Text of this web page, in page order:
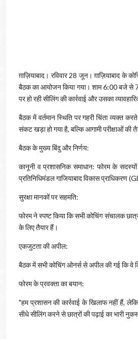
ग़ाज़ियाबाद। रविवार 28 जून। ग़ाज़ियाबाद के
बैठक का आयोजन किया गया। शाम 6:00 बजे से
पर हो रही सीलिंग की कार्रवाई और उसका
​बैठक में वर्तमान स्थिति पर गहरी चिंता व्यक्त
संकट खड़ा हो गया है, बल्कि आगामी परीक्षाओं की
​बैठक के मुख्य बिंदु और निर्णय:
​कानूनी व प्रशासनिक समाधान: फोरम के
प्रतिनिधिमंडल गाजियाबाद विकास प्राधिकरण
​सुरक्षा मानकों पर सहमति:
फोरम ने स्पष्ट किया कि सभी कोचिंग संचालक
के लिए तैयार हैं।
​एकजुटता की अपील:
बैठक में सभी कोचिंग ओनर्स से अपील की गई कि वे
​फोरम के प्रवक्ता का बयान:
"हम प्रशासन की कार्रवाई के खिलाफ नहीं हैं,
सीधे सीलिंग करने से छात्रों की पढ़ाई का भारी